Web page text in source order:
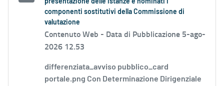
presentazione delle istanze e nominati i
componenti sostitutivi della Commissione di
valutazione
Contenuto Web - Data di Pubblicazione 5-ago-
2026 12.53
differenziata_avviso pubblico_card
portale.png Con Determinazione Dirigenziale